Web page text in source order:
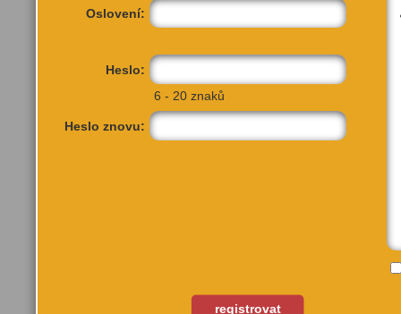
Oslovení:
Heslo:
6 - 20 znaků
Heslo znovu:
registrovat